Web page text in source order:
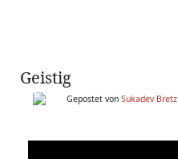
Geistig
Gepostet von Sukadev Bretz